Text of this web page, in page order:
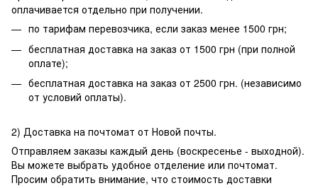
оплачивается отдельно при получении.
по тарифам перевозчика, если заказ менее 1500 грн;
бесплатная доставка на заказ от 1500 грн (при полной
оплате);
бесплатная доставка на заказ от 2500 грн. (независимо
от условий оплаты).
2) Доставка на почтомат от Новой почты.
Отправляем заказы каждый день (воскресенье - выходной).
Вы можете выбрать удобное отделение или почтомат.
Просим обратить внимание, что стоимость доставки